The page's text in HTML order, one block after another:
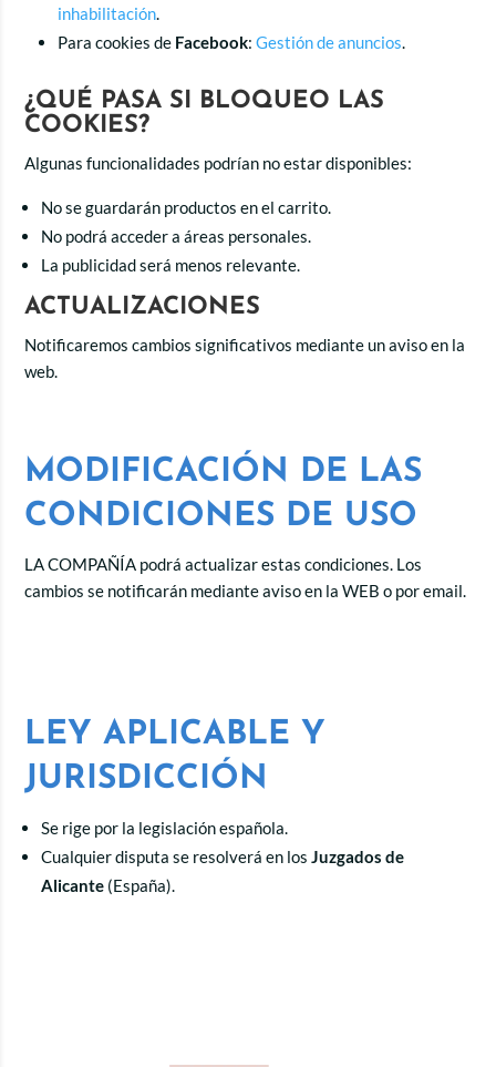
inhabilitación.
Para cookies de Facebook: Gestión de anuncios.
¿QUÉ PASA SI BLOQUEO LAS
COOKIES?
Algunas funcionalidades podrían no estar disponibles:
No se guardarán productos en el carrito.
No podrá acceder a áreas personales.
La publicidad será menos relevante.
ACTUALIZACIONES
Notificaremos cambios significativos mediante un aviso en la
web.
MODIFICACIÓN DE LAS
CONDICIONES DE USO
LA COMPAÑÍA podrá actualizar estas condiciones. Los
cambios se notificarán mediante aviso en la WEB o por email.
LEY APLICABLE Y
JURISDICCIÓN
Se rige por la legislación española.
Cualquier disputa se resolverá en los Juzgados de
Alicante (España).